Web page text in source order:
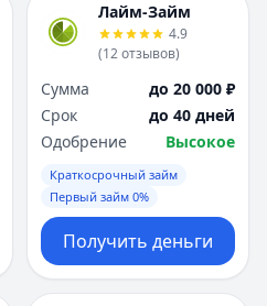
Лайм-Займ
4.9
(12отзывов)
Сумма
до 20 000 ₽
Срок
до 40 дней
Одобрение
Высокое
Краткосрочный займ
Первый займ 0%
Получить деньги